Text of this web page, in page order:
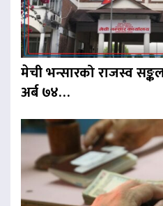
मेची भन्सारको राजस्व
अर्ब ७४…